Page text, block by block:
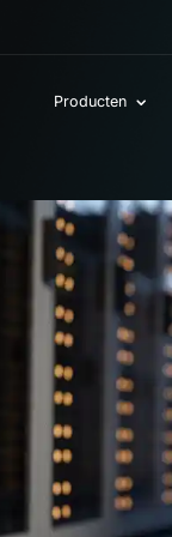
Producten